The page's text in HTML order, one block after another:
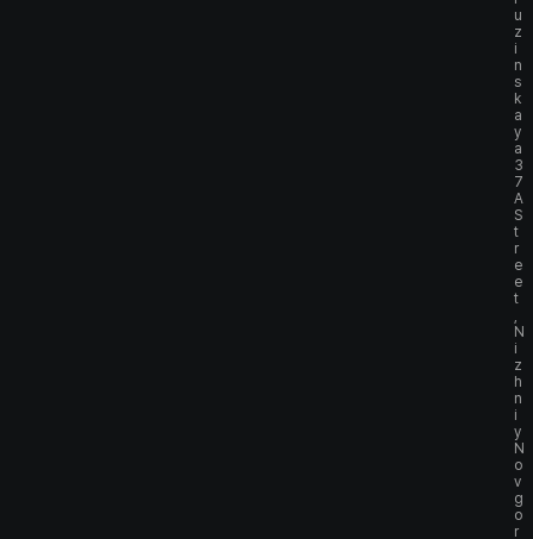
u
z
i
n
s
k
a
y
a
3
7
A
S
t
r
e
e
t
N
i
z
h
n
i
y
N
o
v
g
o
r